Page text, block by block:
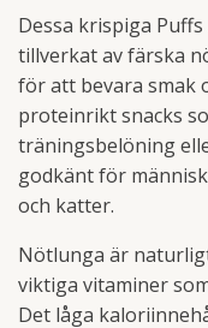
Dessa krispiga
tillverkat av färska
för att bevara smak
proteinrikt snacks
träningsbelöning
godkänt för
och katter.
Nötlunga är
viktiga vitaminer
Det låga